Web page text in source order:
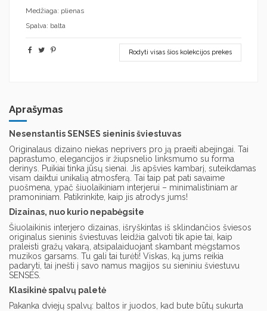
Medžiaga: plienas
Spalva: balta
Rodyti visas šios kolekcijos prekes
Aprašymas
Nesenstantis SENSES sieninis šviestuvas
Originalaus dizaino niekas neprivers pro ją praeiti abejingai. Tai
paprastumo, elegancijos ir žiupsnelio linksmumo su forma
derinys. Puikiai tinka jūsų sienai. Jis apšvies kambarį, suteikdamas
visam daiktui unikalią atmosferą. Tai taip pat pati savaime
puošmena, ypač šiuolaikiniam interjerui – minimalistiniam ar
pramoniniam. Patikrinkite, kaip jis atrodys jums!
Dizainas, nuo kurio nepabėgsite
Šiuolaikinis interjero dizainas, išryškintas iš sklindančios šviesos
originalus sieninis šviestuvas leidžia galvoti tik apie tai, kaip
praleisti gražų vakarą, atsipalaiduojant skambant mėgstamos
muzikos garsams. Tu gali tai turėti! Viskas, ką jums reikia
padaryti, tai įnešti į savo namus magijos su sieniniu šviestuvu
SENSES.
Klasikinė spalvų paletė
Pakanka dviejų spalvų: baltos ir juodos, kad bute būtų sukurta